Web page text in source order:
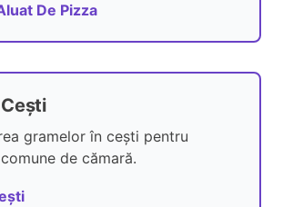
De Pizza
gramelor în cești pentru
de cămară.